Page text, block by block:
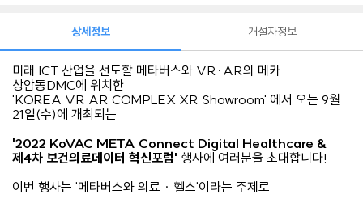
상세정보
미래 ICT 산업을 선도할 메타버스와 VR·AR의 메카
상암동DMC에 위치한
'KOREA VR AR COMPLEX XR Showroom' 에서 오는 9월
21일(수)에 개최되는
'2022 KoVAC META Connect Digital Healthcare &
제4차 보건의료데이터 혁신포럼' 행사에 여러분을 초대합니다!
이번 행사는 '메타버스와 의료 · 헬스'이라는 주제로
개설자정보